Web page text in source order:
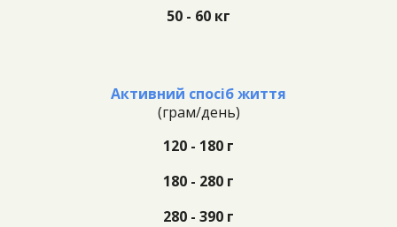
50 - 60 кг
Активний спосібжиття
(грам/день)
120 - 180 г
180 - 280 г
280 - 390 г